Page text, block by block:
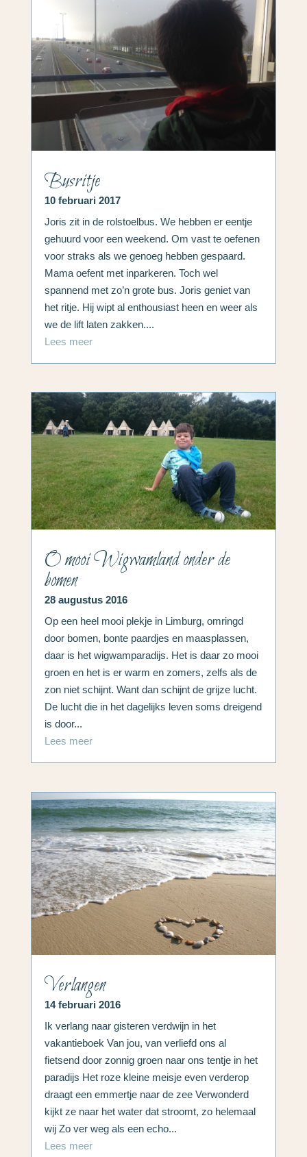
Busritje
10 februari 2017
Joris zit in de rolstoelbus. We hebben er eentje
gehuurd voor een weekend. Om vast te oefenen
voor straks als we genoeg hebben gespaard.
Mama oefent met inparkeren. Toch wel
spannend met zo’n grote bus. Joris geniet van
het ritje. Hij wipt al enthousiast heen en weer als
we de lift laten zakken....
Lees meer
O mooi Wigwamland onder de
bomen
28 augustus 2016
Op een heel mooi plekje in Limburg, omringd
door bomen, bonte paardjes en maasplassen,
daar is het wigwamparadijs. Het is daar zo mooi
groen en het is er warm en zomers, zelfs als de
zon niet schijnt. Want dan schijnt de grijze lucht.
De lucht die in het dagelijks leven soms dreigend
is door...
Lees meer
Verlangen
14 februari 2016
Ik verlang naar gisteren verdwijn in het
vakantieboek Van jou, van verliefd ons al
fietsend door zonnig groen naar ons tentje in het
paradijs Het roze kleine meisje even verderop
draagt een emmertje naar de zee Verwonderd
kijkt ze naar het water dat stroomt, zo helemaal
wij Zo ver weg als een echo...
Lees meer